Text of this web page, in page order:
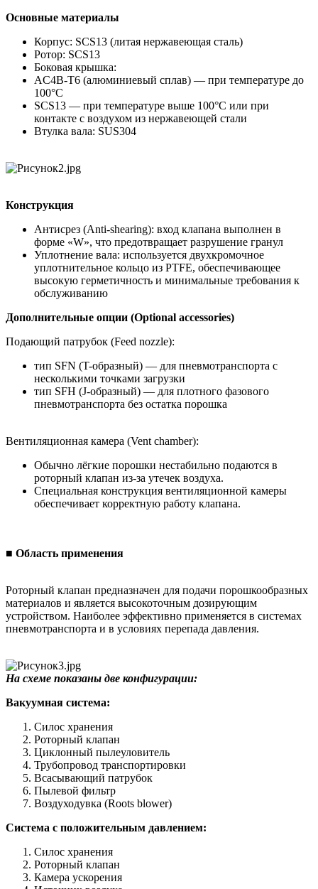
Основные материалы
Корпус: SCS13 (литая нержавеющая сталь)
Ротор: SCS13
Боковая крышка:
AC4B-T6 (алюминиевый сплав) — при температуре до
100°C
SCS13 — при температуре выше 100°C или при
контакте с воздухом из нержавеющей стали
Втулка вала: SUS304
Конструкция
Антисрез (Anti-shearing): вход клапана выполнен в
форме «W», что предотвращает разрушение гранул
Уплотнение вала: используется двухкромочное
уплотнительное кольцо из PTFE, обеспечивающее
высокую герметичность и минимальные требования к
обслуживанию
Дополнительные опции (Optional accessories)
Подающий патрубок (Feed nozzle):
тип SFN (T-образный) — для пневмотранспорта с
несколькими точками загрузки
тип SFH (J-образный) — для плотного фазового
пневмотранспорта без остатка порошка
Вентиляционная камера (Vent chamber):
Обычно лёгкие порошки нестабильно подаются в
роторный клапан из-за утечек воздуха.
Специальная конструкция вентиляционной камеры
обеспечивает корректную работу клапана.
■ Область применения
Роторный клапан предназначен для подачи порошкообразных
материалов и является высокоточным дозирующим
устройством. Наиболее эффективно применяется в системах
пневмотранспорта и в условиях перепада давления.
На схеме показаны две конфигурации:
Вакуумная система:
Силос хранения
Роторный клапан
Циклонный пылеуловитель
Трубопровод транспортировки
Всасывающий патрубок
Пылевой фильтр
Воздуходувка (Roots blower)
Система с положительным давлением:
Силос хранения
Роторный клапан
Камера ускорения